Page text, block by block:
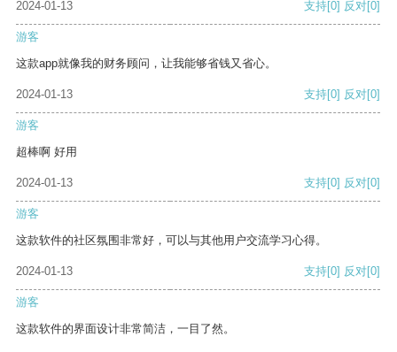
2024-01-13 支持[0] 反对[0]
游客
这款app就像我的财务顾问，让我能够省钱又省心。
2024-01-13 支持[0] 反对[0]
游客
超棒啊 好用
2024-01-13 支持[0] 反对[0]
游客
这款软件的社区氛围非常好，可以与其他用户交流学习心得。
2024-01-13 支持[0] 反对[0]
游客
这款软件的界面设计非常简洁，一目了然。